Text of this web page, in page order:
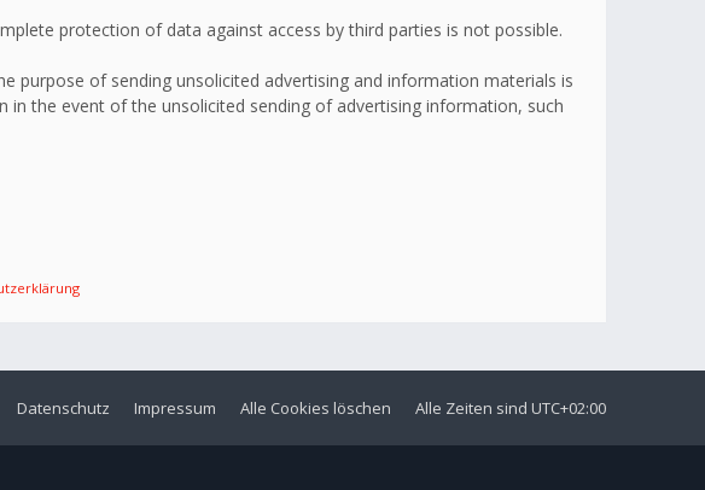
protection of data against access by third parties is not possible.
of sending unsolicited advertising and information materials is
the event of the unsolicited sending of advertising information, such
Alle Zeiten sind UTC+02:00
Alle Cookies löschen
Impressum
Datenschutz